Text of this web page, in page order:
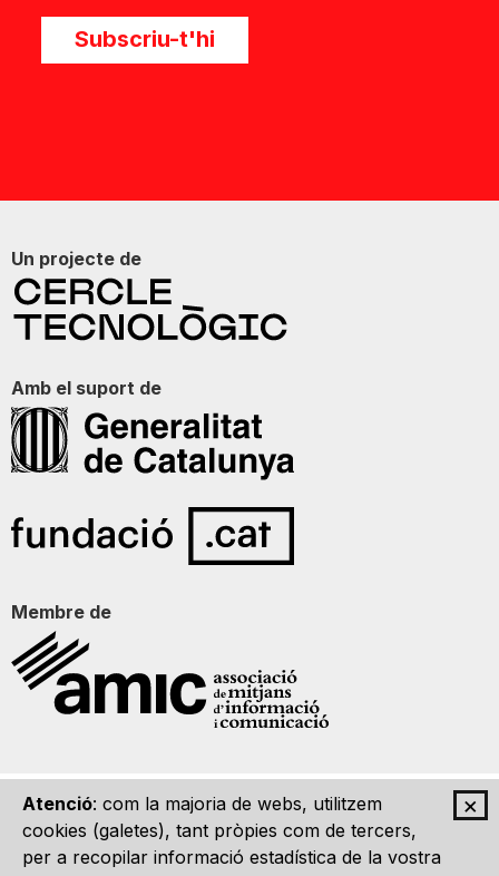
×
Atenció: com la majoria de webs, utilitzem
cookies (galetes), tant pròpies com de tercers,
per a recopilar informació estadística de la vostra
Subscriu-t'hi
Un projecte de
Amb el suport de
Membre de
Qui som Contacte Imatge Gràfica Avís legal